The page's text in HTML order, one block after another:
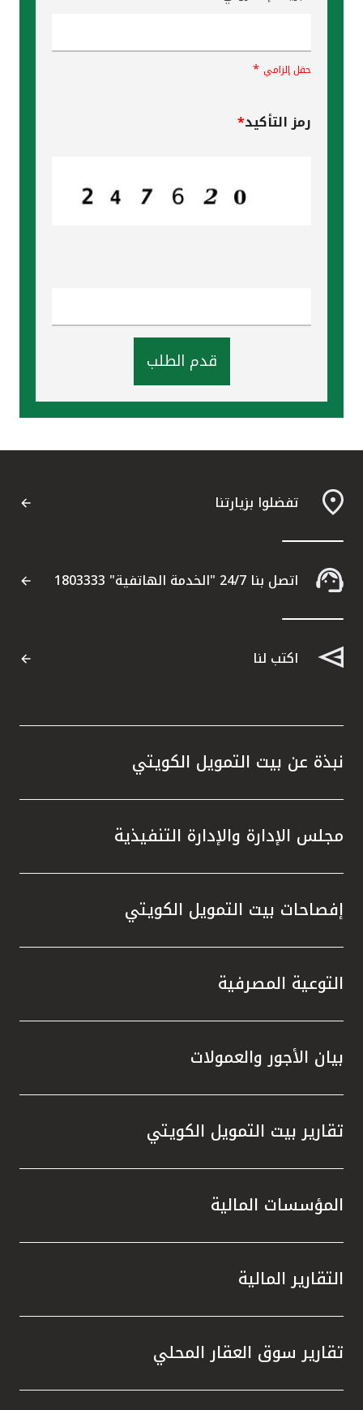
حقل إلزامي *
رمز التأكيد*
قدم الطلب
تفضلوا بزيارتنا
اتصل بنا 24/7 "الخدمة الهاتفية" 1803333
اكتب لنا
نبذة عن بيت التمويل الكويتي
مجلس الإدارة والإدارة التنفيذية
إفصاحات بيت التمويل الكويتي
التوعية المصرفية
بيان الأجور والعمولات
تقارير بيت التمويل الكويتي
المؤسسات المالية
التقارير المالية
تقارير سوق العقار المحلي